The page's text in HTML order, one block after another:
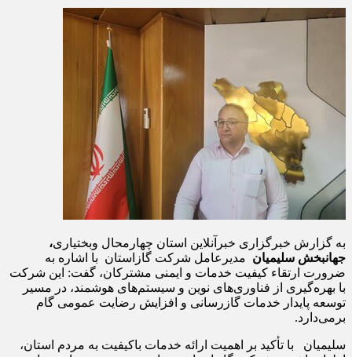
به گزارش خبرگزاری خبرآنلاین استان چهارمحال وبختیاری،
جهانبخش سلیمیان مدیرعامل شرکت گازاستان با اشاره به
ضرورت ارتقاء کیفیت خدمات و ایمنی مشترکان، گفت: این شرکت
با بهره‌گیری از فناوری‌های نوین و سیستم‌های هوشمند، در مسیر
توسعه پایدار خدمات گازرسانی و افزایش رضایت عمومی گام
برمی‌دارد.
سلیمیان با تأکید بر اهمیت ارائه خدمات باکیفیت به مردم استان،